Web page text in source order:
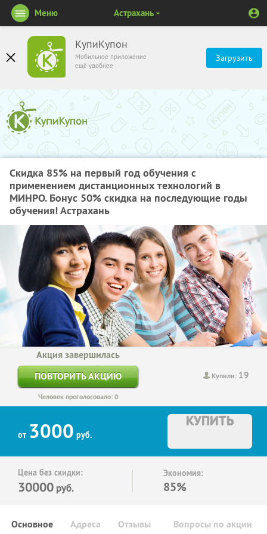
КупиКупон
Мобильное приложение
ещё удобнее
Загрузить
Меню Астрахань
Скидка 85% на первый год обучения с
применением дистанционных технологий в
МИНРО. Бонус 50% скидка на последующие годы
обучения! Астрахань
Купили: 19
Акция завершилась
ПОВТОРИТЬ АКЦИЮ
Человек проголосовало: 0
от 3000 руб.
КУПИТЬ
Цена без скидки:
30000 руб.
Экономия:
85%
Основное Отзывы Вопросы по акции
Адреса